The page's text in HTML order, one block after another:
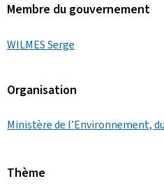
Membre du gouvernement
WILMES Serge
Organisation
Ministère de l’Environnement,
Thème